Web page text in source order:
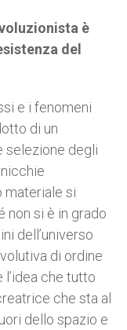
è
del
e i fenomeni
di un
selezione degli
materiale si
non si è in grado
dell’universo
di ordine
l’idea che tutto
che sta al
dello spazio e